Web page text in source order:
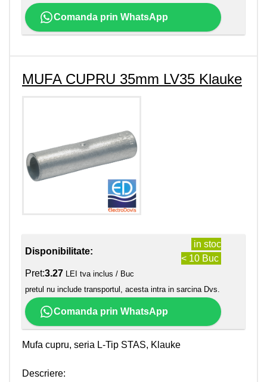
Comanda prin WhatsApp
MUFA CUPRU 35mm LV35 Klauke
Disponibilitate:
in stoc
< 10 Buc
Pret:3.27 LEI tva inclus / Buc
pretul nu include transportul, acesta intra in sarcina Dvs.
Comanda prin WhatsApp
Mufa cupru, seria L-Tip STAS, Klauke
Descriere: